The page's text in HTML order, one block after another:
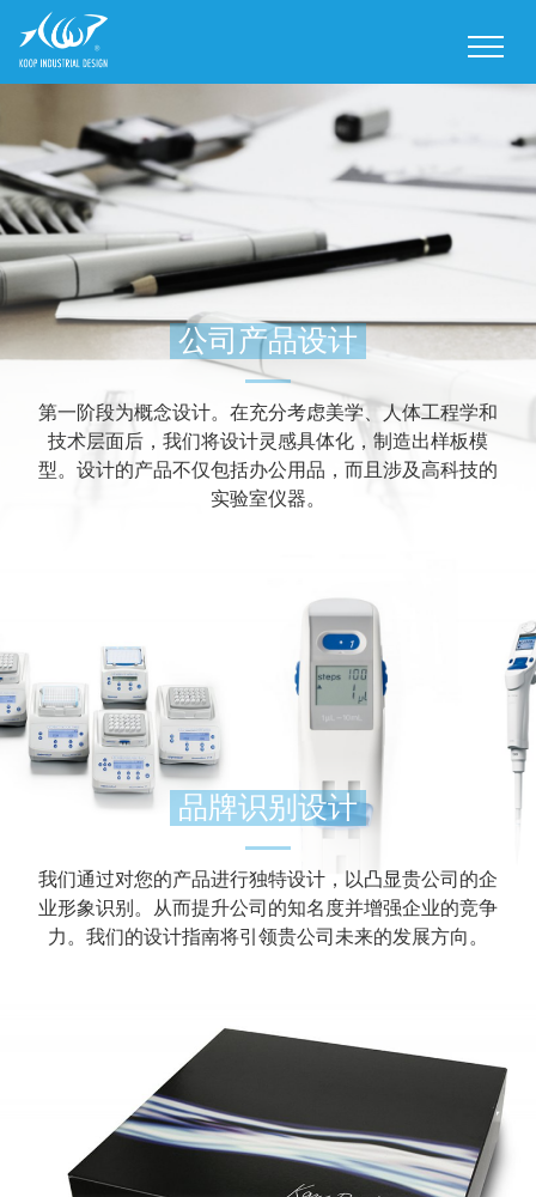
公司产品设计
第一阶段为概念设计。在充分考虑美学、人体工程学和
技术层面后，我们将设计灵感具体化，制造出样板模
型。设计的产品不仅包括办公用品，而且涉及高科技的
实验室仪器。
品牌识别设计
我们通过对您的产品进行独特设计，以凸显贵公司的企
业形象识别。从而提升公司的知名度并增强企业的竞争
力。我们的设计指南将引领贵公司未来的发展方向。